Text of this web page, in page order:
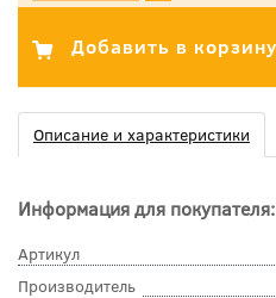
Описание и характеристики
Информация для покупателя:
Артикул
Производитель